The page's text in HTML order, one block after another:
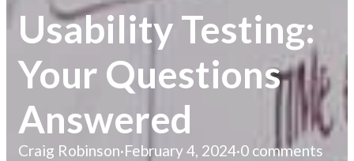
Usability Testing:
Your Questions
Answered
Craig Robinson·February 4, 2024·0 comments